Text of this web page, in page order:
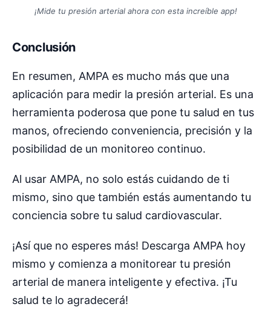
¡Mide tu presión arterial ahora con esta increíble app!
Conclusión
En resumen, AMPA es mucho más que una
aplicación para medir la presión arterial. Es una
herramienta poderosa que pone tu salud en tus
manos, ofreciendo conveniencia, precisión y la
posibilidad de un monitoreo continuo.
Al usar AMPA, no solo estás cuidando de ti
mismo, sino que también estás aumentando tu
conciencia sobre tu salud cardiovascular.
¡Así que no esperes más! Descarga AMPA hoy
mismo y comienza a monitorear tu presión
arterial de manera inteligente y efectiva. ¡Tu
salud te lo agradecerá!